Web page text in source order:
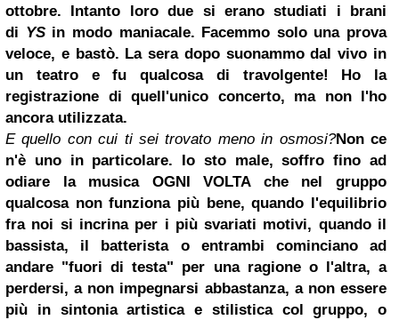
ottobre. Intanto loro due si erano studiati i brani
di YSin modo maniacale. Facemmo solo una prova
veloce, e bastò. La sera dopo suonammo dal vivo in
un teatro e fu qualcosa di travolgente! Ho la
registrazione di quell'unico concerto, ma non l'ho
ancora utilizzata.
E quello con cui ti sei trovato meno in osmosi?Non ce
n'è uno in particolare. Io sto male, soffro fino ad
odiare la musica OGNI VOLTA che nel gruppo
qualcosa non funziona più bene, quando l'equilibrio
fra noi si incrina per i più svariati motivi, quando il
bassista, il batterista o entrambi cominciano ad
andare "fuori di testa" per una ragione o l'altra, a
perdersi, a non impegnarsi abbastanza, a non essere
più in sintonia artistica e stilistica col gruppo, o